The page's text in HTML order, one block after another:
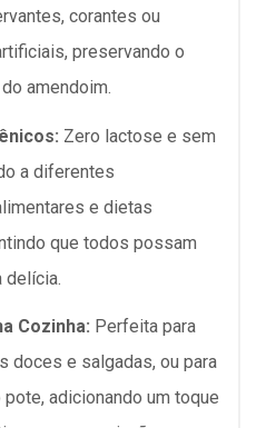
corantes ou
preservando o
amendoim.
Zero lactose e sem
a diferentes
e dietas
que todos possam
Cozinha: Perfeita para
doces e salgadas, ou para
adicionando um toque